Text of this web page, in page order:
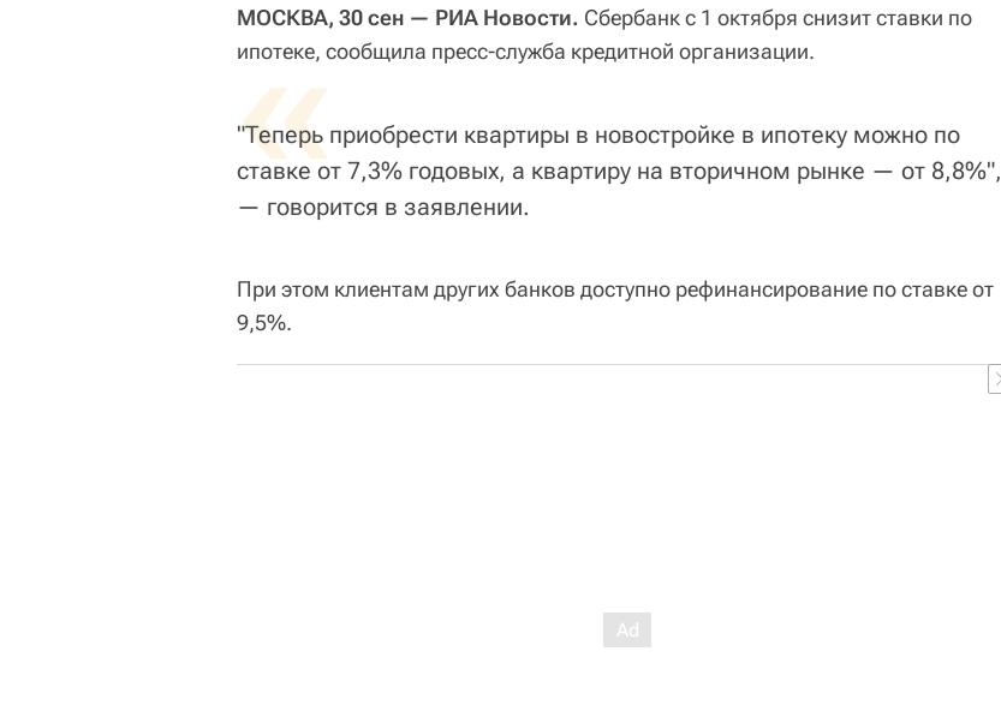
МОСКВА, 30 сен — РИА Новости. Сбербанк с 1 октября снизит ставки по
ипотеке, сообщила пресс-служба кредитной организации.
«
"Теперь приобрести квартиры в новостройке в ипотеку можно по
ставке от 7,3% годовых, а квартиру на вторичном рынке — от 8,8%",
— говорится в заявлении.
При этом клиентам других банков доступно рефинансирование по ставке от
9,5%.